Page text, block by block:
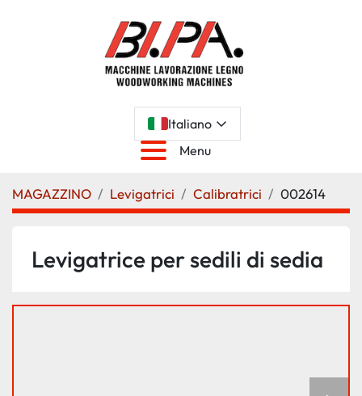
Italiano
Menu
MAGAZZINO Levigatrici Calibratrici 002614
Levigatrice per sedili di sedia